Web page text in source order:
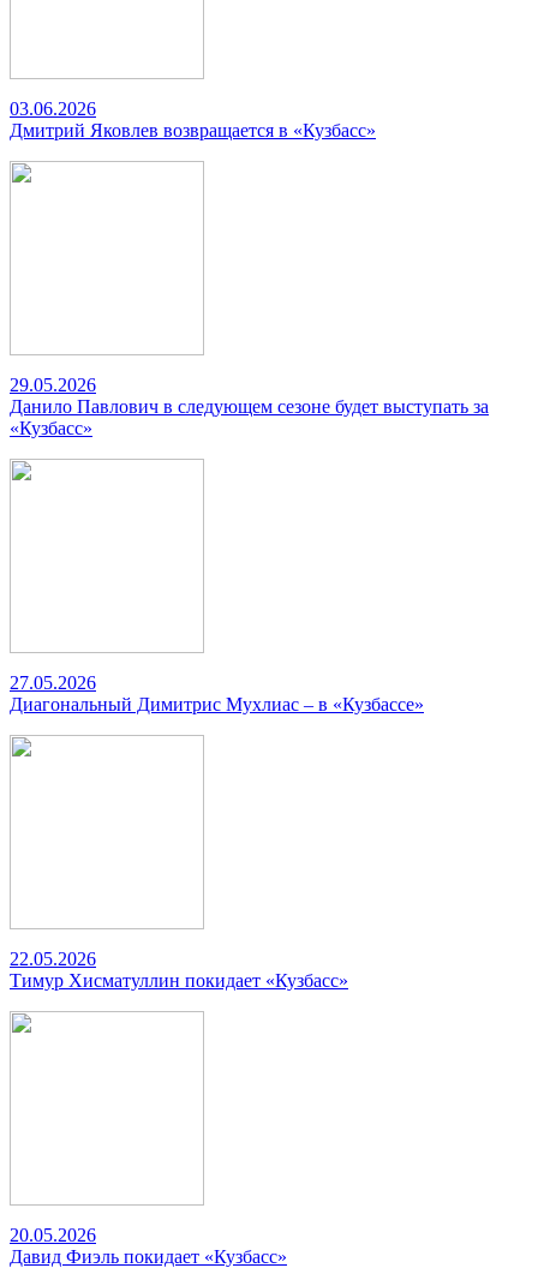
03.06.2026
Дмитрий Яковлев возвращается в «Кузбасс»
29.05.2026
Данило Павлович в следующем сезоне будет выступать за
«Кузбасс»
27.05.2026
Диагональный Димитрис Мухлиас – в «Кузбассе»
22.05.2026
Тимур Хисматуллин покидает «Кузбасс»
20.05.2026
Давид Фиэль покидает «Кузбасс»